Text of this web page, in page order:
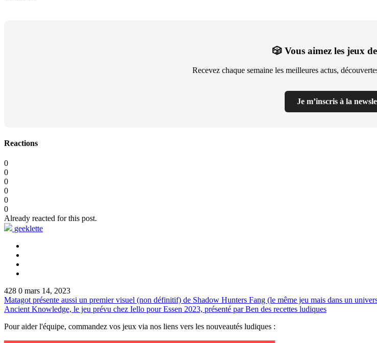
🎲 Vous aimez les jeux
Recevez chaque semaine les meilleures actus,
Je m’inscris à la
Reactions
0
0
0
0
0
0
Already reacted for this post.
geeklette
428 0 mars 14, 2023
Matagot présente aussi un premier visuel (non définitif) de Shadow Hunters Fang (le même jeu mais dans un
Ancient Knowledge, le jeu prévu chez Iello pour Essen 2023, présenté par Ben des recettes ludiques
Pour aider l'équipe, commandez vos jeux via nos liens vers les nouveautés ludiques :